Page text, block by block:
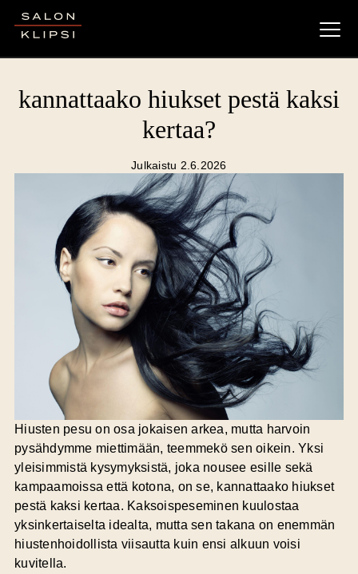
Salon Klipsi
kannattaako hiukset pestä kaksi
kertaa?
Julkaistu 2.6.2026
Hiusten pesu on osa jokaisen arkea, mutta harvoin
pysähdymme miettimään, teemmekö sen oikein. Yksi
yleisimmistä kysymyksistä, joka nousee esille sekä
kampaamoissa että kotona, on se, kannattaako hiukset
pestä kaksi kertaa. Kaksoispeseminen kuulostaa
yksinkertaiselta idealta, mutta sen takana on enemmän
hiustenhoidollista viisautta kuin ensi alkuun voisi
kuvitella.